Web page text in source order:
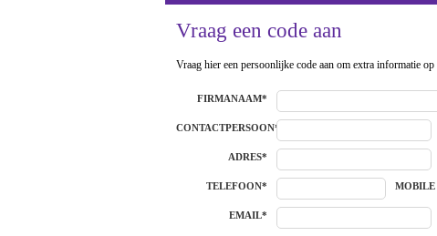
Vraag een code aan
Vraag hier een persoonlijke code aan om extra informatie
FIRMANAAM*
CONTACTPERSOON*
ADRES*
TELEFOON* MOBILE
EMAIL*